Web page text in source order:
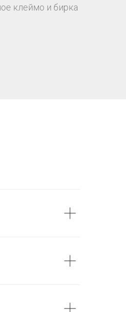
клеймо и бирка